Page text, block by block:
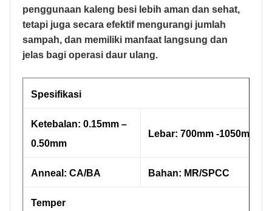
penggunaan kaleng besi lebih aman dan sehat,
tetapi juga secara efektif mengurangi jumlah
sampah, dan memiliki manfaat langsung dan
jelas bagi operasi daur ulang.
Spesifikasi
Ketebalan: 0.15mm –
0.50mm
Lebar: 700mm -1050mm
Anneal: CA/BA Bahan: MR/SPCC
Temper